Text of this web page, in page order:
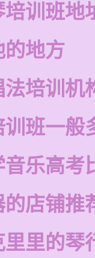
训班地
地方
培训机
班一般
乐高考
店铺推
里的琴